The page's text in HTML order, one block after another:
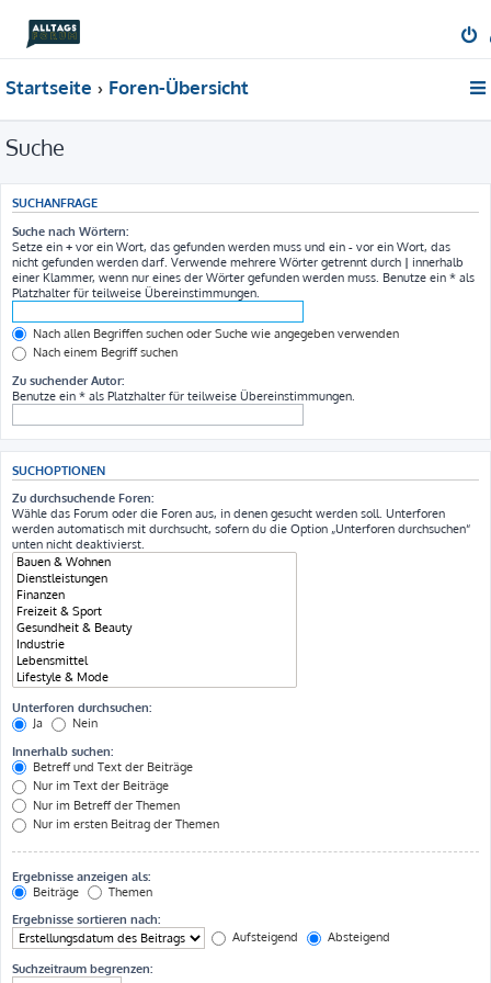
Startseite Foren-Übersicht
Suche
SUCHANFRAGE
Suche nach Wörtern:
Setze ein + vor ein Wort, das gefunden werden muss und ein - vor ein Wort, das
nicht gefunden werden darf. Verwende mehrere Wörter getrennt durch | innerhalb
einer Klammer, wenn nur eines der Wörter gefunden werden muss. Benutze ein * als
Platzhalter für teilweise Übereinstimmungen.
Nach allen Begriffen suchen oder Suche wie angegeben verwenden
Nach einem Begriff suchen
Zu suchender Autor:
Benutze ein * als Platzhalter für teilweise Übereinstimmungen.
SUCHOPTIONEN
Zu durchsuchende Foren:
Wähle das Forum oder die Foren aus, in denen gesucht werden soll. Unterforen
werden automatisch mit durchsucht, sofern du die Option „Unterforen durchsuchen“
unten nicht deaktivierst.
Unterforen durchsuchen:
Ja
Nein
Innerhalb suchen:
Betreff und Text der Beiträge
Nur im Text der Beiträge
Nur im Betreff der Themen
Nur im ersten Beitrag der Themen
Ergebnisse anzeigen als:
Beiträge
Themen
Ergebnisse sortieren nach:
Aufsteigend
Absteigend
Suchzeitraum begrenzen: